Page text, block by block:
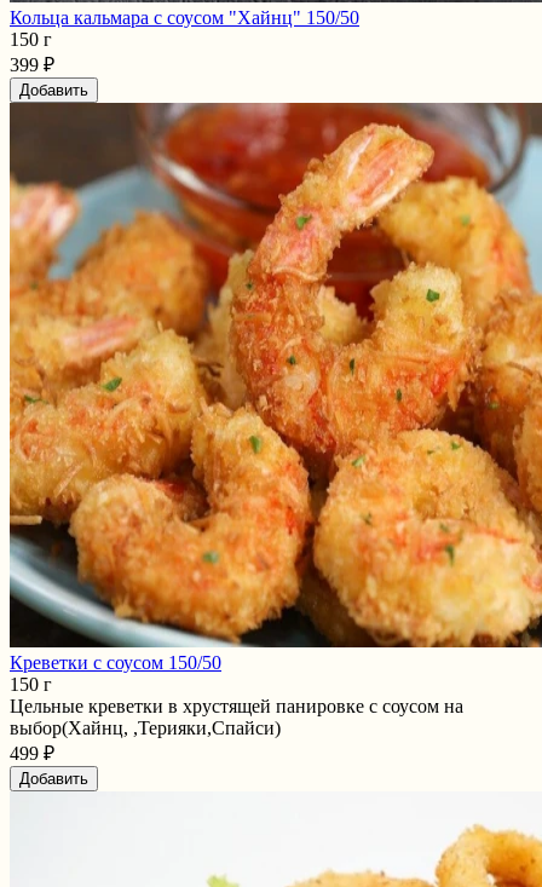
Кольца кальмара с соусом "Хайнц" 150/50
150 г
399 ₽
Добавить
Креветки с соусом 150/50
150 г
Цельные креветки в хрустящей панировке с соусом на
выбор(Хайнц, ,Терияки,Спайси)
499 ₽
Добавить